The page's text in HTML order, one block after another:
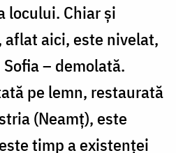
locului. Chiar și
aici, este nivelat,
– demolată.
pe lemn, restaurată
(Neamț), este
timp a existenței